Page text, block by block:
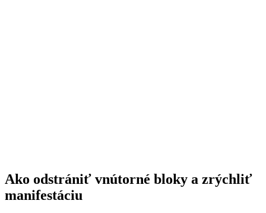
Ako odstrániť vnútorné bloky a zrýchliť
manifestáciu